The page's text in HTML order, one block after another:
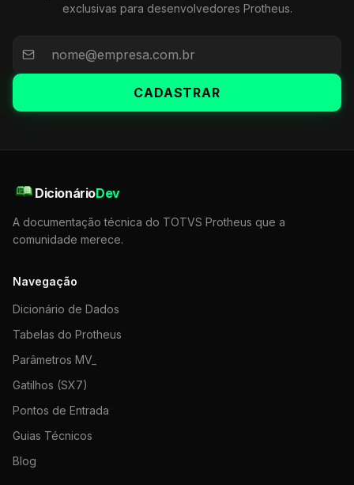
exclusivas para desenvolvedores Protheus.
CADASTRAR
DicionárioDev
A documentação técnica do TOTVS Protheus que a
comunidade merece.
Navegação
Dicionário de Dados
Tabelas do Protheus
Parâmetros MV_
Gatilhos (SX7)
Pontos de Entrada
Guias Técnicos
Blog